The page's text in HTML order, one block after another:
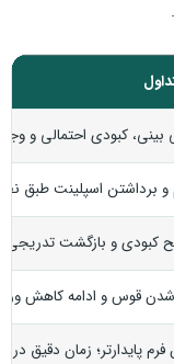
بینی، کبودی احتمالی و
برداشتن اسپلینت طبق
و بازگشت تدریجی
قوس و ادامه کاهش
پایدارتر؛ زمان دقیق در